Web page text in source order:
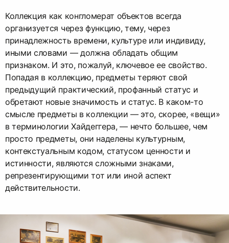
Коллекция как конгломерат объектов всегда
организуется через функцию, тему, через
принадлежность времени, культуре или индивиду,
иными словами — должна обладать общим
признаком. И это, пожалуй, ключевое ее свойство.
Попадая в коллекцию, предметы теряют свой
предыдущий практический, профанный статус и
обретают новые значимость и статус. В каком-то
смысле предметы в коллекции — это, скорее, «вещи»
в терминологии Хайдеггера, — нечто большее, чем
просто предметы, они наделены культурным,
контекстуальным кодом, статусом ценности и
истинности, являются сложными знаками,
репрезентирующими тот или иной аспект
действительности.